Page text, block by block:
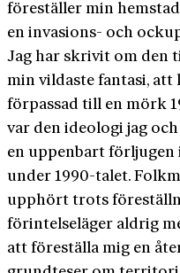
föreställer min
en invasions- och
Jag har skrivit om den
min vildaste fantasi,
förpassad till en mörk
var den ideologi jag
en uppenbart förljugen
under 1990-talet.
upphört trots
förintelseläger aldrig
att föreställa mig en